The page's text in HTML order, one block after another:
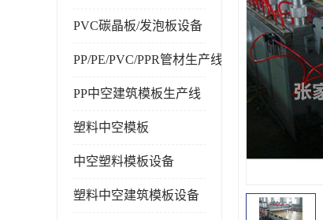
PVC碳晶板/发泡板设备
PP/PE/PVC/PPR管材生产线
PP中空建筑模板生产线
塑料中空模板
中空塑料模板设备
塑料中空建筑模板设备